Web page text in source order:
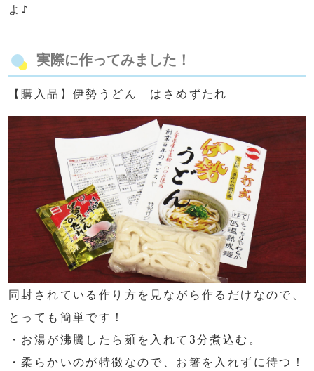
よ♪
実際に作ってみました！
【購入品】伊勢うどん はさめずたれ
同封されている作り方を見ながら作るだけなので、
とっても簡単です！
・お湯が沸騰したら麺を入れて3分煮込む。
・柔らかいのが特徴なので、お箸を入れずに待つ！